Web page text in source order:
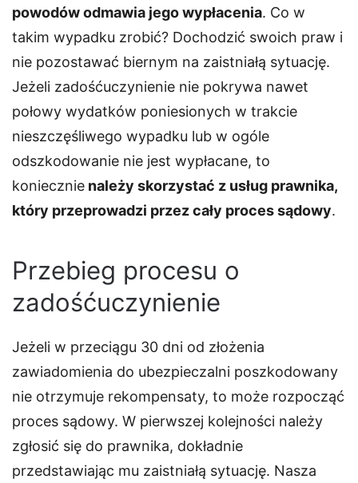
powodów odmawia jego wypłacenia. Co w
takim wypadku zrobić? Dochodzić swoich praw i
nie pozostawać biernym na zaistniałą sytuację.
Jeżeli zadośćuczynienie nie pokrywa nawet
połowy wydatków poniesionych w trakcie
nieszczęśliwego wypadku lub w ogóle
odszkodowanie nie jest wypłacane, to
koniecznie należy skorzystać z usług prawnika,
który przeprowadzi przez cały proces sądowy.
Przebieg procesu o
zadośćuczynienie
Jeżeli w przeciągu 30 dni od złożenia
zawiadomienia do ubezpieczalni poszkodowany
nie otrzymuje rekompensaty, to może rozpocząć
proces sądowy. W pierwszej kolejności należy
zgłosić się do prawnika, dokładnie
przedstawiając mu zaistniałą sytuację. Nasza